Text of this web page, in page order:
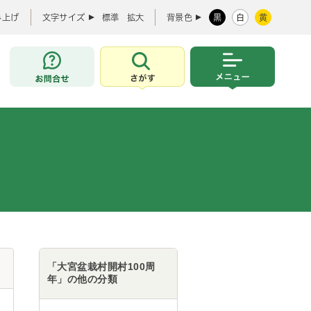
上げ 文字サイズ 標準 拡大 背景色 黒 白 黄
お問合せ
さがす
「大宮盆栽村開村100周
年」の他の分類